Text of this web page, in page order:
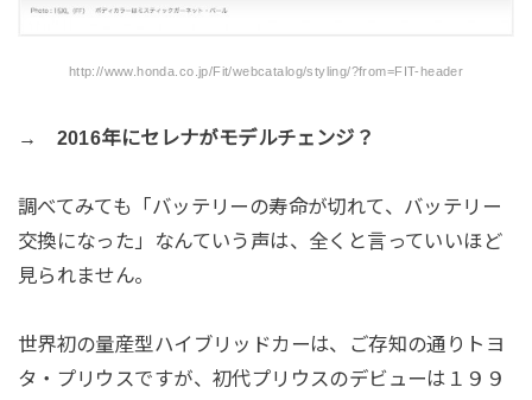
http://www.honda.co.jp/Fit/webcatalog/styling/?from=FIT-header
→ 2016年にセレナがモデルチェンジ？
調べてみても「バッテリーの寿命が切れて、バッテリー
交換になった」なんていう声は、全くと言っていいほど
見られません。
世界初の量産型ハイブリッドカーは、ご存知の通りトヨ
タ・プリウスですが、初代プリウスのデビューは１９９